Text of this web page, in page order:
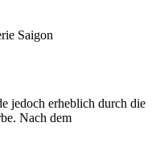
Saigon
jedoch erheblich durch die
Nach dem